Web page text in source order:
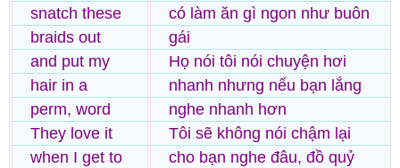
snatch these
braids out
and put my
hair in a
perm, word
They love it
when I get to
có làm ăn gì ngon như buôn
gái
Họ nói tôi nói chuyện hơi
nhanh nhưng nếu bạn lắng
nghe nhanh hơn
Tôi sẽ không nói chậm lại
cho bạn nghe đâu, đồ quỷ